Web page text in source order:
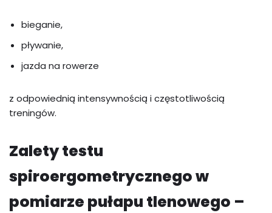
bieganie,
pływanie,
jazda na rowerze
z odpowiednią intensywnością i częstotliwością
treningów.
Zalety testu
spiroergometrycznego w
pomiarze pułapu tlenowego –